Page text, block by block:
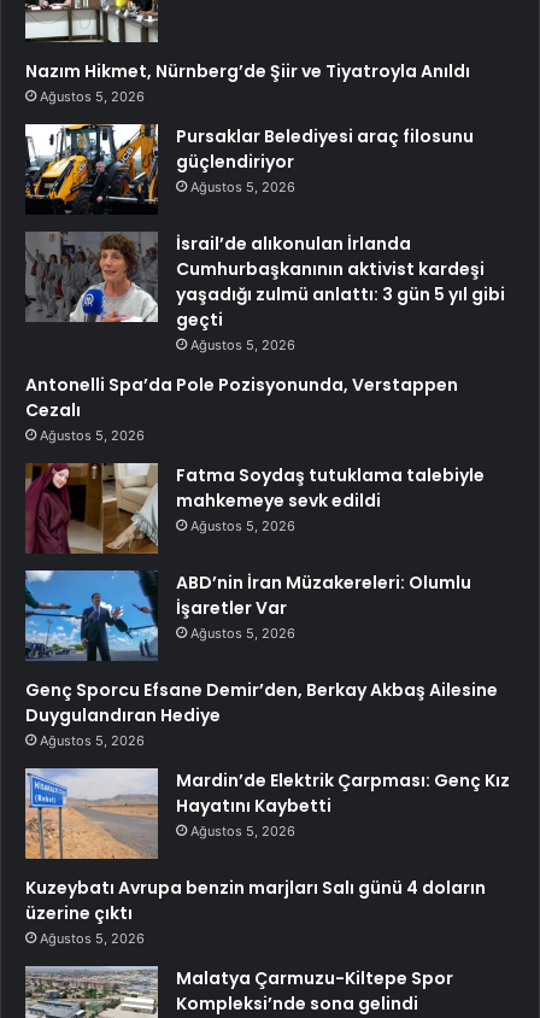
Nazım Hikmet, Nürnberg’de Şiir ve Tiyatroyla Anıldı
Ağustos 5, 2026
Pursaklar Belediyesi araç filosunu
güçlendiriyor
Ağustos 5, 2026
İsrail’de alıkonulan İrlanda
Cumhurbaşkanının aktivist kardeşi
yaşadığı zulmü anlattı: 3 gün 5 yıl gibi
geçti
Ağustos 5, 2026
Antonelli Spa’da Pole Pozisyonunda, Verstappen
Cezalı
Ağustos 5, 2026
Fatma Soydaş tutuklama talebiyle
mahkemeye sevk edildi
Ağustos 5, 2026
ABD’nin İran Müzakereleri: Olumlu
İşaretler Var
Ağustos 5, 2026
Genç Sporcu Efsane Demir’den, Berkay Akbaş Ailesine
Duygulandıran Hediye
Ağustos 5, 2026
Mardin’de Elektrik Çarpması: Genç Kız
Hayatını Kaybetti
Ağustos 5, 2026
Kuzeybatı Avrupa benzin marjları Salı günü 4 doların
üzerine çıktı
Ağustos 5, 2026
Malatya Çarmuzu-Kiltepe Spor
Kompleksi’nde sona gelindi